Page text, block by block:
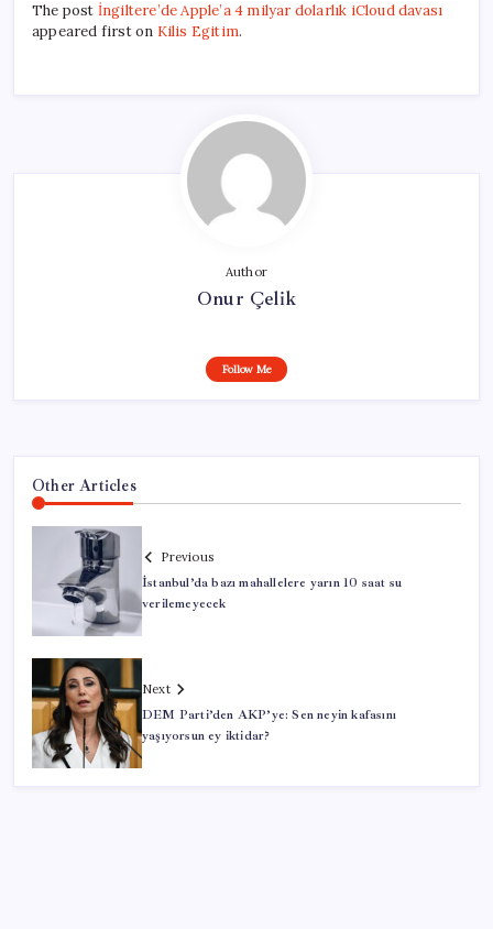
The post İngiltere’de Apple’a 4 milyar dolarlık iCloud davası
appeared first on Kilis Egitim.
Author
Onur Çelik
Follow Me
Other Articles
Previous
İstanbul’da bazı mahallelere yarın 10 saat su
verilemeyecek
Next
DEM Parti’den AKP’ye: Sen neyin kafasını
yaşıyorsun ey iktidar?